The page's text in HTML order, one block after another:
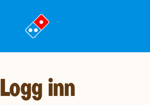
til
Logg inn